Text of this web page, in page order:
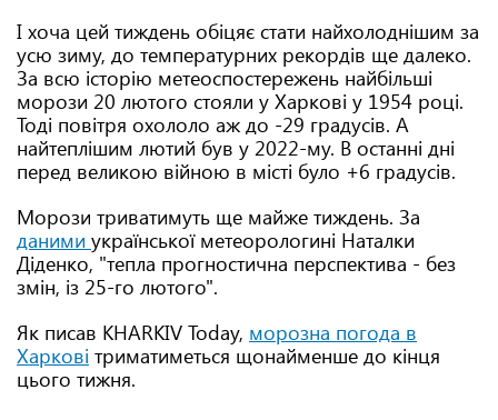
І хоча цей тиждень обіцяє стати найхолоднішим за
усю зиму, до температурних рекордів ще далеко.
За всю історію метеоспостережень найбільші
морози 20 лютого стояли у Харкові у 1954 році.
Тоді повітря охололо аж до -29 градусів. А
найтеплішим лютий був у 2022-му. В останні дні
перед великою війною в місті було +6 градусів.
Морози триватимуть ще майже тиждень. За
даними української метеорологині Наталки
Діденко, "тепла прогностична перспектива - без
змін, із 25-го лютого".
Як писав KHARKIV Today, морозна погода в
Харкові триматиметься щонайменше до кінця
цього тижня.